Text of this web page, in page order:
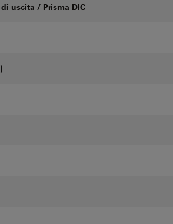
uscita / Prisma DIC